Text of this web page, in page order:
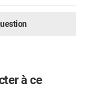
à ce